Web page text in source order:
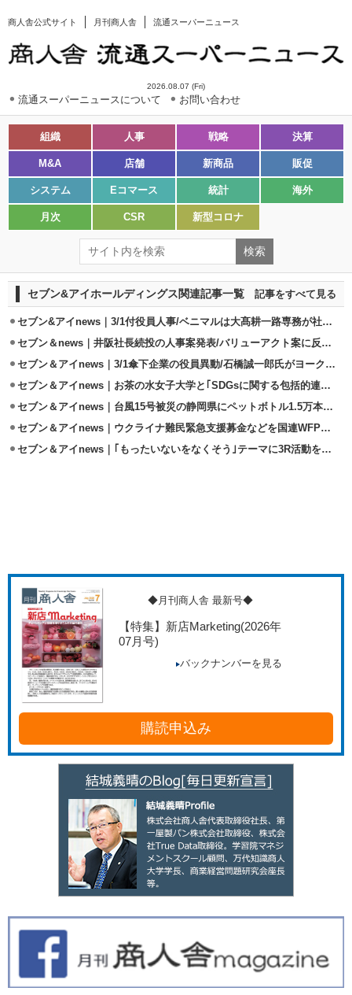
商人舎公式サイト 月刊商人舎 流通スーパーニュース
2026.08.07 (Fri)
流通スーパーニュースについて お問い合わせ
組織 人事 戦略 決算
M&A 店舗 新商品 販促
システム Eコマース 統計 海外
月次 CSR 新型コロナ
セブン&アイホールディングス関連記事一覧 記事をすべて見る
セブン&アイnews｜3/1付役員人事/ベニマルは大髙耕一路専務が社長昇格
セブン＆news｜井阪社長続投の人事案発表/バリューアクト案に反対表明
セブン＆アイnews｜3/1傘下企業の役員異動/石橋誠一郎氏がヨーク会長に
セブン＆アイnews｜お茶の水女子大学と｢SDGsに関する包括的連携協定｣締結
セブン＆アイnews｜台風15号被災の静岡県にペットボトル1.5万本を寄贈
セブン＆アイnews｜ウクライナ難民緊急支援募金などを国連WFPに寄託
セブン＆アイnews｜｢もったいないをなくそう｣テーマに3R活動を強化
◆月刊商人舎 最新号◆
【特集】新店Marketing(2026年
07月号)
バックナンバーを見る
購読申込み